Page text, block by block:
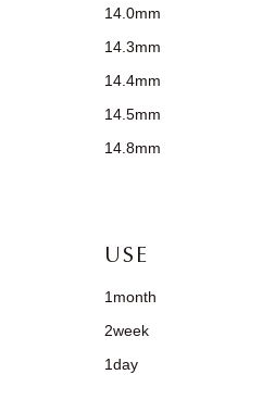
14.0mm
14.3mm
14.4mm
14.5mm
14.8mm
USE
1month
2week
1day